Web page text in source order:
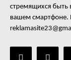
стремящихся быть
вашем смартфоне.